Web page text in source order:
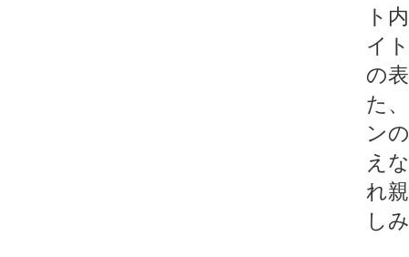
ト
イ
の
た
ン
え
れ
し